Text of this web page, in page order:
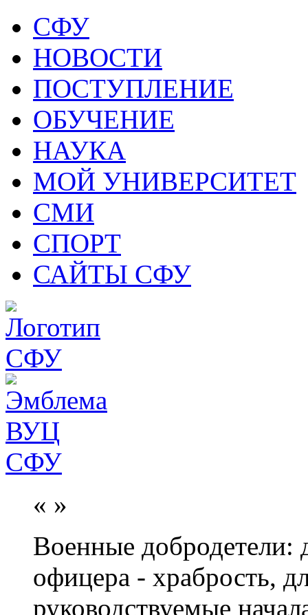
СФУ
НОВОСТИ
ПОСТУПЛЕНИЕ
ОБУЧЕНИЕ
НАУКА
МОЙ УНИВЕРСИТЕТ
СМИ
СПОРТ
САЙТЫ СФУ
« »
Военные добродетели:
офицера - храбрость,
руководствуемые